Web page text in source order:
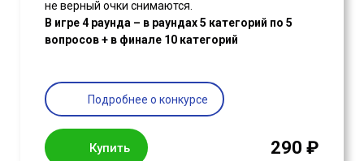
не верный очки снимаются.
В игре 4 раунда – в раундах 5 категорий по 5
вопросов + в финале 10 категорий
Подробнее о конкурсе
Купить 290 ₽